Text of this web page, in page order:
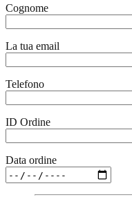
Cognome
La tua email
Telefono
ID Ordine
Data ordine